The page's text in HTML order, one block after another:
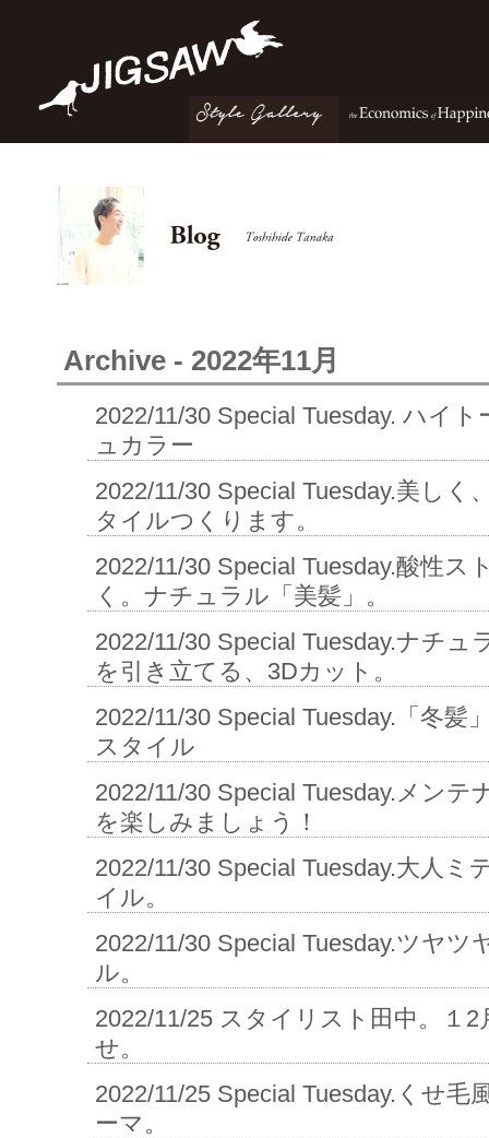
Archive - 2022年11月
2022/11/30 Special Tuesday. ハイ
ュカラー
2022/11/30 Special Tuesday.美しく
タイルつくります。
2022/11/30 Special Tuesday.酸性ス
く。ナチュラル「美髪」。
2022/11/30 Special Tuesday.ナチュ
を引き立てる、3Dカット。
2022/11/30 Special Tuesday.「冬髪
スタイル
2022/11/30 Special Tuesday.メンテ
を楽しみましょう！
2022/11/30 Special Tuesday.大人ミ
イル。
2022/11/30 Special Tuesday.ツヤツ
ル。
2022/11/25 スタイリスト田中。１
せ。
2022/11/25 Special Tuesday.くせ毛
ーマ。